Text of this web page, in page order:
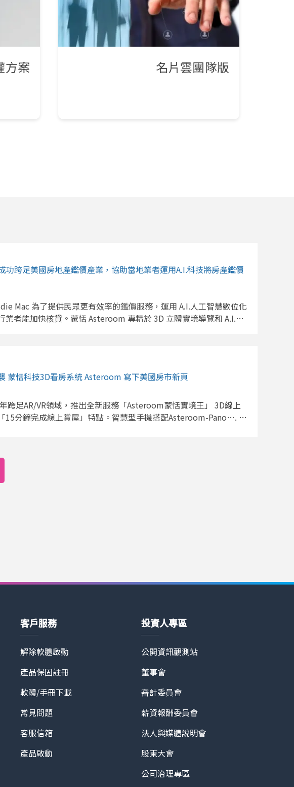
方案 名片雲團隊版
功跨足美國房地產鑑價產業，協助當地業者運用A.I.科技將房產鑑價
Mac 為了提供民眾更有效率的鑑價服務，運用 A.I.人工智慧數位化
業者能加快核貸。蒙恬 Asteroom 專精於 3D 立體實境導覽和 A.I.人
融機構為了加速房屋貸款的審核，美國聯邦住房金融局 Federal
在2022年3月通過並允許【混合型鑑價 Hybrid
業者可以選擇運用遠距科技、鑑價師不須到場的方式進行房屋鑑價
流程，同時讓鑑價行業數位化和現代化。Covid-19 加速美國鑑價產
報告】(automated collateral evaluation + property data report)
可以運用 A.I. 科技遠距鑑價，首先開放給房屋轉貸、增貸的申請案件
zh-tw/
蒙恬科技3D看房系統 Asteroom 寫下美國房市新頁
跨足AR/VR領域，推出全新服務「Asteroom蒙恬實境王」 3D線上
15分鐘完成線上賞屋」特點。智慧型手機搭配Asteroom-Pano…. 新
高價位的豪宅為大宗。 今年3月中，美國房仲市場迎來強勁的線上看
實施居家令、維持社交距離、禁止進入賣家房屋措施，促使業者轉
美國房仲業者引進線上3D導覽系統的門檻。Asteroom提供高品質、
客戶服務
解除軟體啟動
產品保固註冊
軟體/手冊下載
常見問題
客服信箱
產品啟動
投資人專區
公開資訊觀測站
董事會
審計委員會
薪資報酬委員會
法人與媒體說明會
股東大會
公司治理專區